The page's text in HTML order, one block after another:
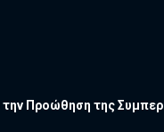
Προώθηση της